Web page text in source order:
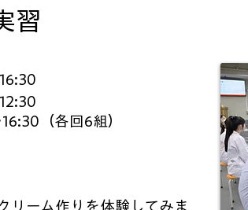
習
各回6組）
リーム作りを体験してみま